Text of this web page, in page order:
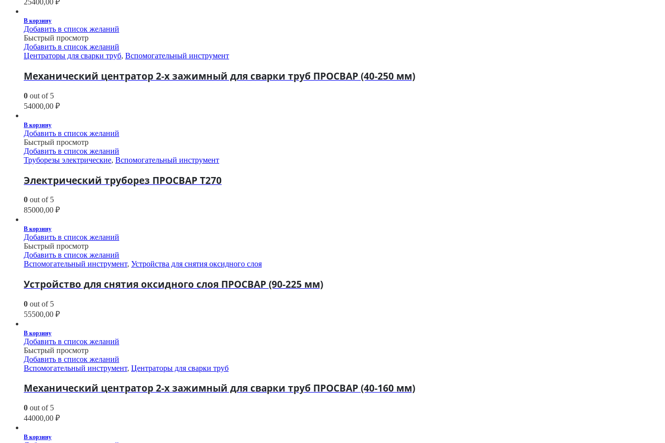
25400,00 ₽
В корзину
Добавить в список желаний
Быстрый просмотр
Добавить в список желаний
Центраторы для сварки труб, Вспомогательный инструмент
Механический центратор 2-х зажимный для сварки труб ПРОСВАР (40-250 мм)
0 out of 5
54000,00 ₽
В корзину
Добавить в список желаний
Быстрый просмотр
Добавить в список желаний
Труборезы электрические, Вспомогательный инструмент
Электрический труборез ПРОСВАР Т270
0 out of 5
85000,00 ₽
В корзину
Добавить в список желаний
Быстрый просмотр
Добавить в список желаний
Вспомогательный инструмент, Устройства для снятия оксидного слоя
Устройство для снятия оксидного слоя ПРОСВАР (90-225 мм)
0 out of 5
55500,00 ₽
В корзину
Добавить в список желаний
Быстрый просмотр
Добавить в список желаний
Вспомогательный инструмент, Центраторы для сварки труб
Механический центратор 2-х зажимный для сварки труб ПРОСВАР (40-160 мм)
0 out of 5
44000,00 ₽
В корзину